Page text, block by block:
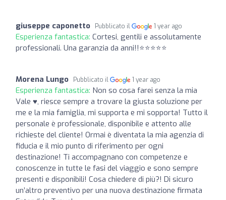
giuseppe caponetto Pubblicato il 1 year ago
Esperienza fantastica: Cortesi, gentili e assolutamente
professionali. Una garanzia da anni!!⭐️⭐️⭐️⭐️⭐️
Morena Lungo Pubblicato il 1 year ago
Esperienza fantastica: Non so cosa farei senza la mia
Vale ♥️, riesce sempre a trovare la giusta soluzione per
me e la mia famiglia, mi supporta e mi sopporta! Tutto il
personale è professionale, disponibile e attento alle
richieste del cliente! Ormai è diventata la mia agenzia di
fiducia e il mio punto di riferimento per ogni
destinazione! Ti accompagnano con competenze e
conoscenze in tutte le fasi del viaggio e sono sempre
presenti e disponibili! Cosa chiedere di più?! Di sicuro
un’altro preventivo per una nuova destinazione firmata